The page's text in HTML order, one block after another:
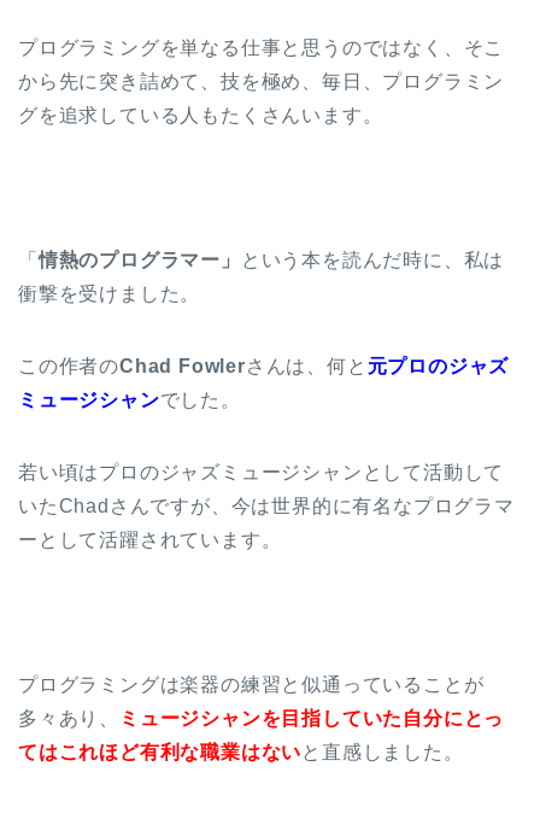
プログラミングを単なる仕事と思うのではなく、そこ
から先に突き詰めて、技を極め、毎日、プログラミン
グを追求している人もたくさんいます。
「情熱のプログラマー」
という本を読んだ時に、私は
衝撃を受けました。
この作者のChad Fowlerさんは、何と 元プロのジャズ
ミュージシャンでした。
若い頃はプロのジャズミュージシャンとして活動して
いたChadさんですが、今は世界的に有名なプログラマ
ーとして活躍されています。
プログラミングは楽器の練習と似通っていることが
多々あり、
ミュージシャンを目指していた自分にとっ
てはこれほど有利な職業はない と直感しました。